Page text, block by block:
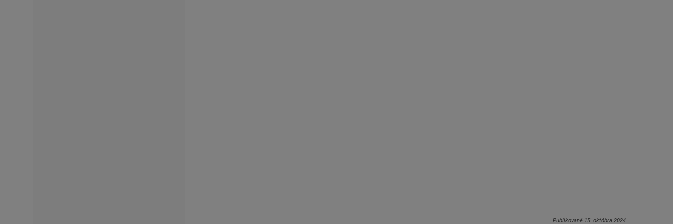
Publikované 15. októbra 2024